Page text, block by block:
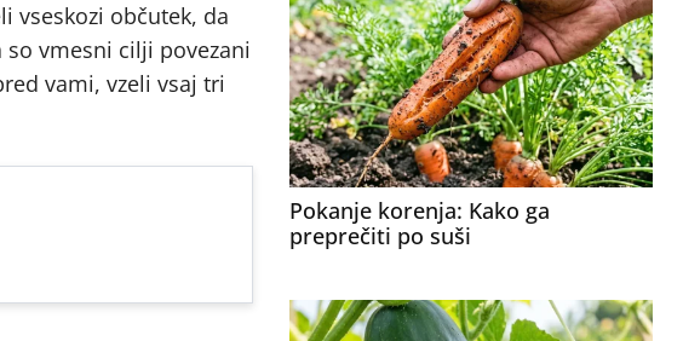
vseskozi občutek, da
vmesni cilji povezani
vami, vzeli vsaj tri
Pokanje korenja: Kako ga
preprečiti po suši